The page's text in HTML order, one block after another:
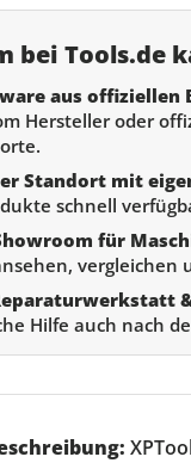
bei Tools.de
aus offiziellen
Hersteller oder
Standort mit
schnell
für
vergleichen
Hilfe auch nach